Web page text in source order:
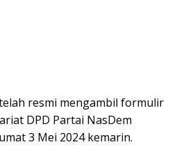
resmi mengambil formulir
DPD Partai NasDem
3 Mei 2024 kemarin.